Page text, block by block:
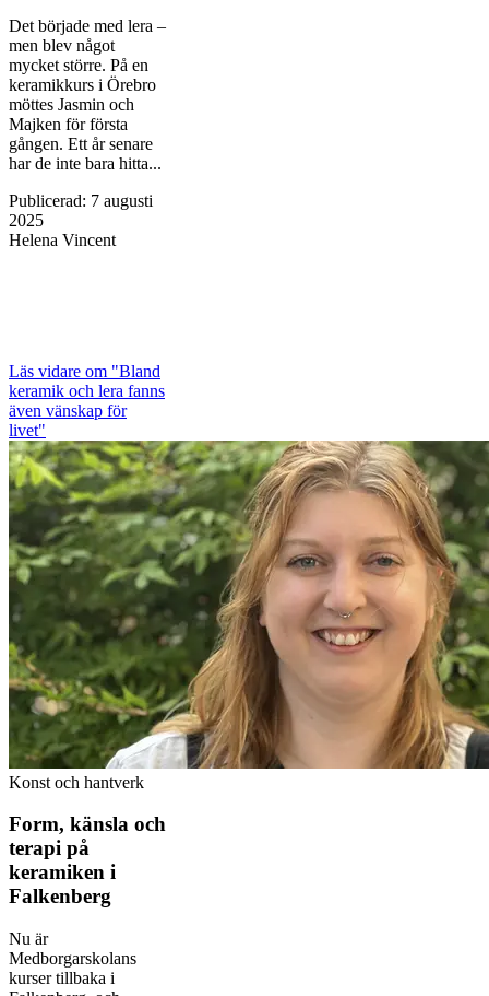
Det började med lera –
men blev något
mycket större. På en
keramikkurs i Örebro
möttes Jasmin och
Majken för första
gången. Ett år senare
har de inte bara hitta...
Publicerad: 7 augusti
2025
Helena Vincent
Läs vidare om "Bland
keramik och lera fanns
även vänskap för
livet"
Konst och hantverk
Form, känsla och
terapi på
keramiken i
Falkenberg
Nu är
Medborgarskolans
kurser tillbaka i